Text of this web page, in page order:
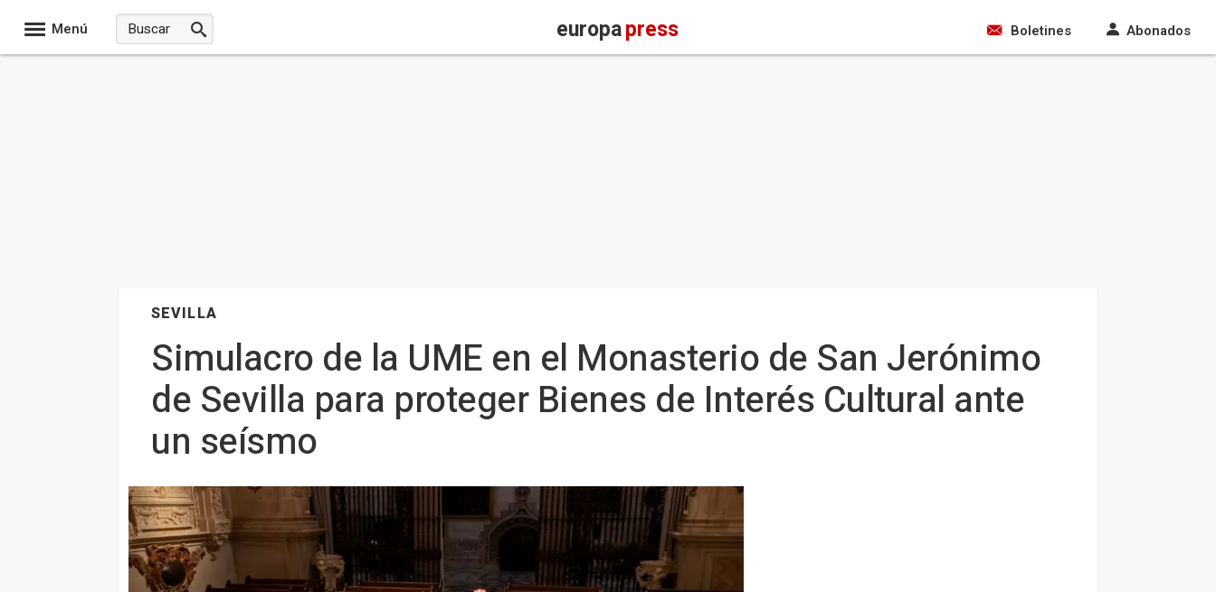
Menú europapress Boletines Abonados
SEVILLA
Simulacro de la UME en el Monasterio de San Jerónimo
de Sevilla para proteger Bienes de Interés Cultural ante
un seísmo